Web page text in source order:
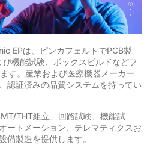
EPは、ピンカフェルトでPCB製
機能試験、ボックスビルドなどフ
す。産業および医療機器メーカー
認証済みの品質システムを持ってい
THT組立、回路試験、機能試
ートメーション、テレマティクスお
備製造を提供します。